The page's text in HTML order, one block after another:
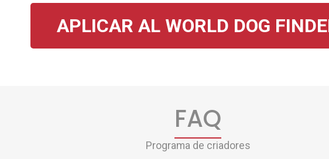
APLICAR AL WORLD DOG
FAQ
Programa de criadores